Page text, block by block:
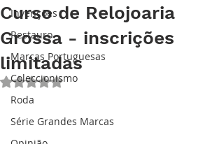
Invenções
Restauro
Marcas Portuguesas
Coleccionismo
Roda
Série Grandes Marcas
Curso de Relojoaria
Grossa - inscrições
limitadas
Avaliado com NaN de 5 estrelas.